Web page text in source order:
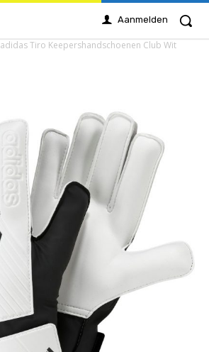
Aanmelden
adidas Tiro Keepershandschoenen Club Wit